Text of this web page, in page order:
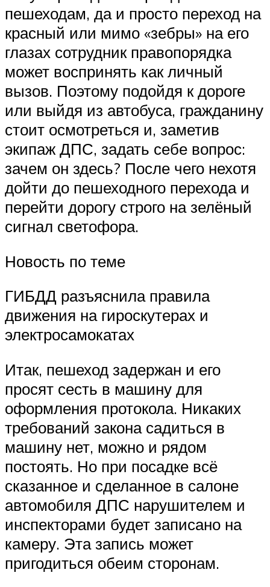
пешеходам, да и просто переход на
красный или мимо «зебры» на его
глазах сотрудник правопорядка
может воспринять как личный
вызов. Поэтому подойдя к дороге
или выйдя из автобуса, гражданину
стоит осмотреться и, заметив
экипаж ДПС, задать себе вопрос:
зачем он здесь? После чего нехотя
дойти до пешеходного перехода и
перейти дорогу строго на зелёный
сигнал светофора.
Новость по теме
ГИБДД разъяснила правила
движения на гироскутерах и
электросамокатах
Итак, пешеход задержан и его
просят сесть в машину для
оформления протокола. Никаких
требований закона садиться в
машину нет, можно и рядом
постоять. Но при посадке всё
сказанное и сделанное в салоне
автомобиля ДПС нарушителем и
инспекторами будет записано на
камеру. Эта запись может
пригодиться обеим сторонам.